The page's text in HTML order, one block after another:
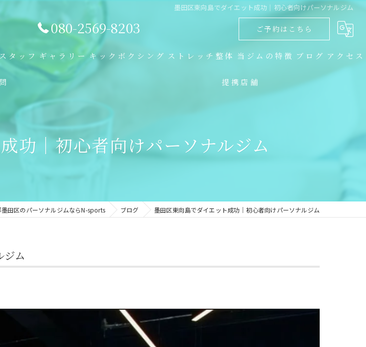
墨田区東向島でダイエット成功｜初心者向けパーソナルジム
080-2569-8203 ご予約はこちら
タッフ ギャラリー キックボクシング ストレッチ整体 当ジムの特徴
トレーニング
ブログ アクセス
提携店舗
功｜初心者向けパーソナルジム
墨田区のパーソナルジムならN-sports ブログ 墨田区東向島でダイエット成功｜初心者向けパーソナルジム
ジム